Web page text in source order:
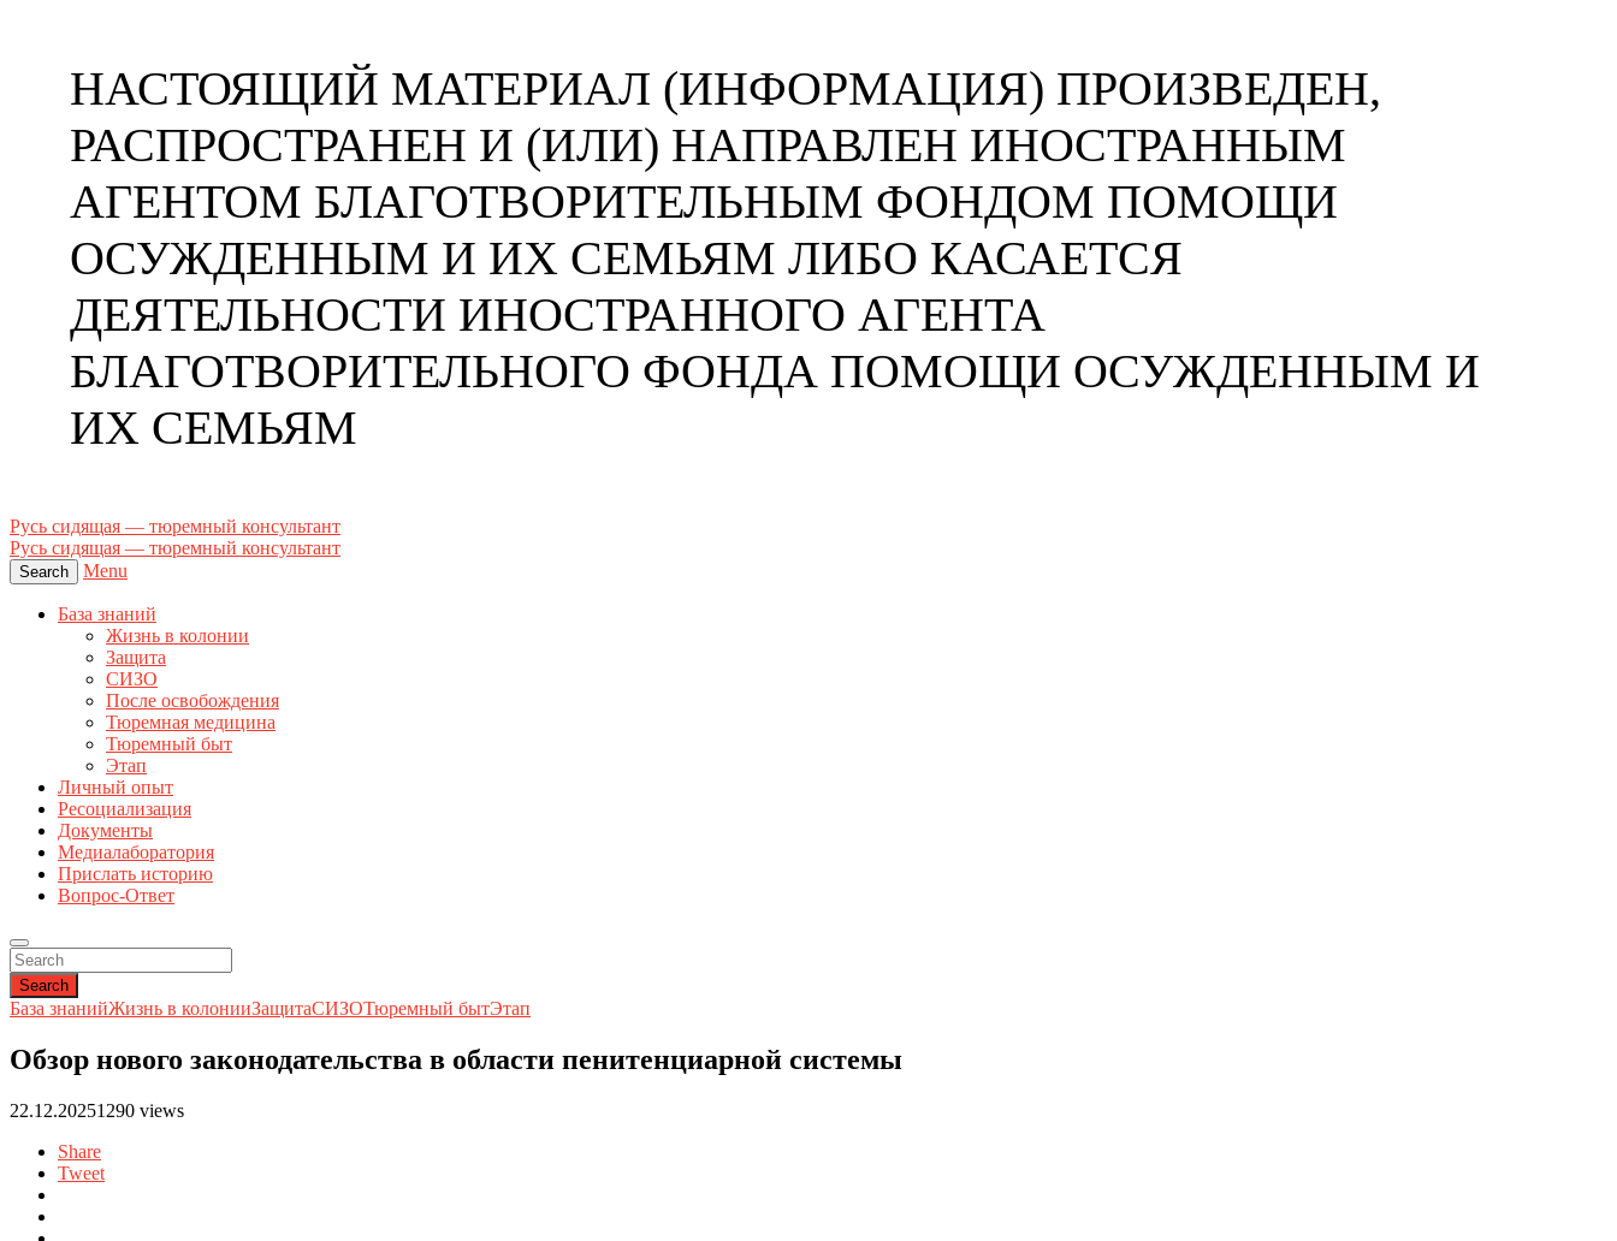
НАСТОЯЩИЙ МАТЕРИАЛ (ИНФОРМАЦИЯ) ПРОИЗВЕДЕН,
РАСПРОСТРАНЕН И (ИЛИ) НАПРАВЛЕН ИНОСТРАННЫМ
АГЕНТОМ БЛАГОТВОРИТЕЛЬНЫМ ФОНДОМ ПОМОЩИ
ОСУЖДЕННЫМ И ИХ СЕМЬЯМ ЛИБО КАСАЕТСЯ
ДЕЯТЕЛЬНОСТИ ИНОСТРАННОГО АГЕНТА
БЛАГОТВОРИТЕЛЬНОГО ФОНДА ПОМОЩИ ОСУЖДЕННЫМ И
ИХ СЕМЬЯМ
Русь сидящая — тюремный консультант
Русь сидящая — тюремный консультант
Search Menu
База знаний
Жизнь в колонии
Защита
СИЗО
После освобождения
Тюремная медицина
Тюремный быт
Этап
Личный опыт
Ресоциализация
Документы
Медиалаборатория
Прислать историю
Вопрос-Ответ
Search
База знанийЖизнь в колонииЗащитаСИЗОТюремный бытЭтап
Обзор нового законодательства в области пенитенциарной системы
22.12.20251290 views
Share
Tweet